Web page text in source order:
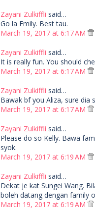
Zayani Zulkiffli said…
Go la Emily. Best tau.
March 19, 2017 at 6:17 AM
Zayani Zulkiffli said…
It is really fun. You should
March 19, 2017 at 6:17 AM
Zayani Zulkiffli said…
Bawak bf you Aliza, sure dia
March 19, 2017 at 6:17 AM
Zayani Zulkiffli said…
Please do so Kelly. Bawa
syok.
March 19, 2017 at 6:19 AM
Zayani Zulkiffli said…
Dekat je kat Sungei Wang.
boleh datang dengan family
March 19, 2017 at 6:19 AM